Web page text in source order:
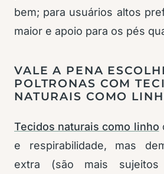
bem; para usuários altos
maior e apoio para os pés
VALE A PENA
POLTRONAS COM
NATURAIS COMO
Tecidos naturais como linho
e respirabilidade, mas
extra (são mais